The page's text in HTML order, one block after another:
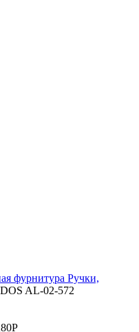
фурнитура Ручки,
AL-02-572
Р